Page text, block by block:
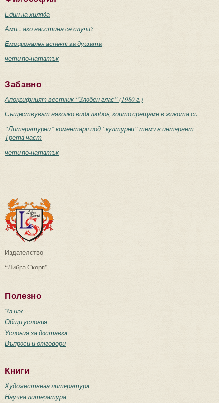
Един на хиляда
Ами... ако наистина се случи?
Емоционален аспект за душата
чети по-нататък
Забавно
Апокрифният вестник “Злобен глас” (1980 г.)
Съществуват няколко вида любов, които срещаме в живота си
“Литературни” коментари под “културни” теми в интернет –
Трета част
чети по-нататък
Издателство
“Либра Скорп”
Полезно
За нас
Общи условия
Условия за доставка
Въпроси и отговори
Книги
Художествена литература
Научна литература